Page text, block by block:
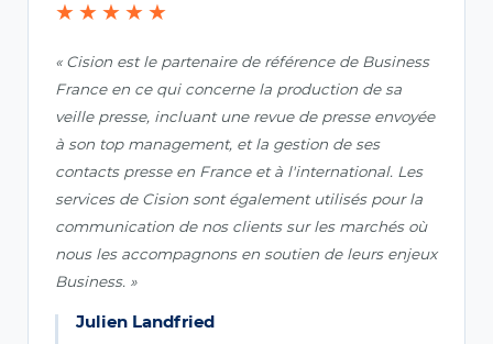
★★★★★
« Cision est le partenaire de référence de Business
France en ce qui concerne la production de sa
veille presse, incluant une revue de presse envoyée
à son top management, et la gestion de ses
contacts presse en France et à l'international. Les
services de Cision sont également utilisés pour la
communication de nos clients sur les marchés où
nous les accompagnons en soutien de leurs enjeux
Business. »
Julien Landfried